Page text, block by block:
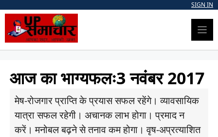
content
SIGN IN
आज का भाग्यफलः3 नवंबर 2017
मेष-रोजगार प्राप्ति के प्रयास सफल रहेंगे। व्यावसायिक
यात्रा सफल रहेगी। अचानक लाभ होगा। प्रमाद न
करें। मनोबल बढ़ने से तनाव कम होगा। वृष-अप्रत्याशित